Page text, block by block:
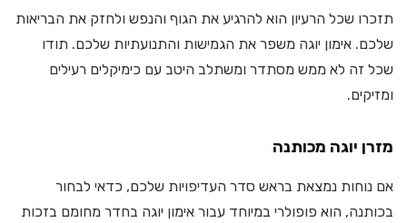
תזכרו שכל הרעיון הוא להרגיע את הגוף והנפש ולחזק את הבריאות
שלכם. אימון יוגה משפר את הגמישות והתנועתיות שלכם. תודו
שכל זה לא ממש מסתדר ומשתלב היטב עם כימיקלים רעילים
ומזיקים.
מזרן יוגה מכותנה
אם נוחות נמצאת בראש סדר העדיפויות שלכם, כדאי לבחור
בכותנה, הוא פופולרי במיוחד עבור אימון יוגה בחדר מחומם בזכות